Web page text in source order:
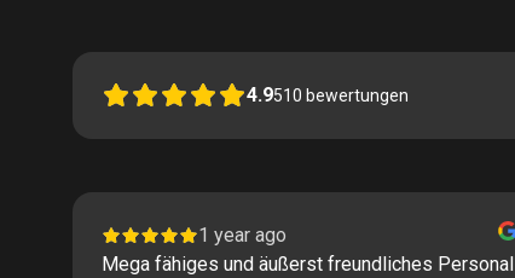
4.9510 bewertungen
1 year ago
Mega fähiges und äußerst freundliches Personal